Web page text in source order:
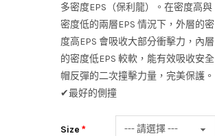
多密度EPS（保利龍）。在密度高與
密度低的兩層EPS 情況下，外層的密
度高EPS 會吸收大部分衝擊力，內層
的密度低EPS 較軟，能有效吸收安全
帽反彈的二次撞擊力量，完美保護。
✔最好的側撞
Size